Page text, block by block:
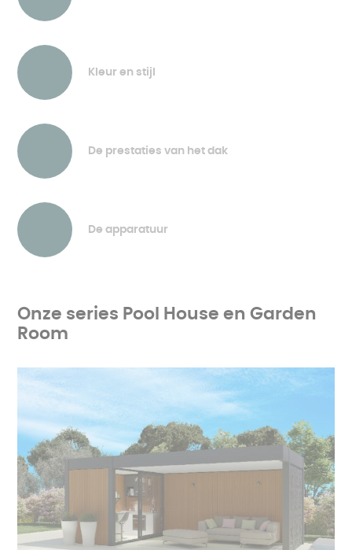
Kleur en stijl
De prestaties van het dak
De apparatuur
Onze series Pool House en Garden
Room